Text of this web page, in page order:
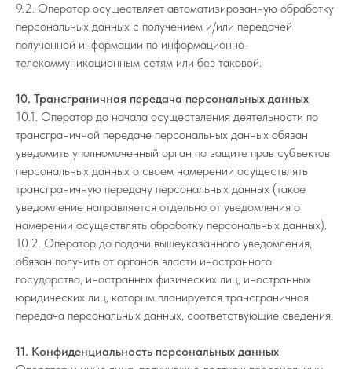
9.2. Оператор осуществляет автоматизированную обработку
персональных данных с получением и/или передачей
полученной информации по информационно-
телекоммуникационным сетям или без таковой.
10. Трансграничная передача персональных данных
10.1. Оператор до начала осуществления деятельности по
трансграничной передаче персональных данных обязан
уведомить уполномоченный орган по защите прав субъектов
персональных данных о своем намерении осуществлять
трансграничную передачу персональных данных (такое
уведомление направляется отдельно от уведомления о
намерении осуществлять обработку персональных данных).
10.2. Оператор до подачи вышеуказанного уведомления,
обязан получить от органов власти иностранного
государства, иностранных физических лиц, иностранных
юридических лиц, которым планируется трансграничная
передача персональных данных, соответствующие сведения.
11. Конфиденциальность персональных данных